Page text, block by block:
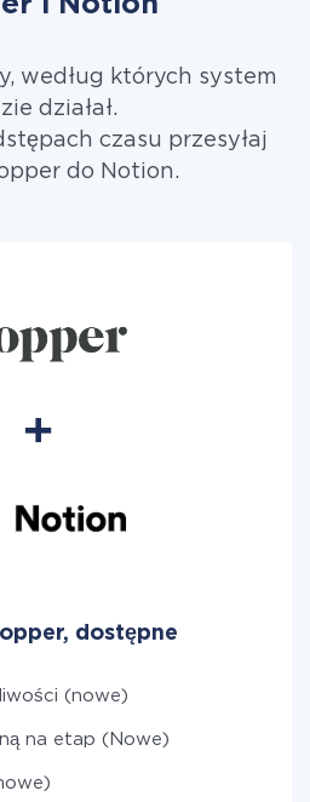
według których system
działał.
czasu przesyłaj
do Notion.
dostępne
(nowe)
na etap (Nowe)